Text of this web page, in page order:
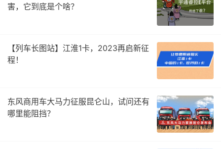
害，它到底是个啥？
【列车长图站】江淮1卡，2023再启新征
程！
东风商用车大马力征服昆仑山，试问还有
哪里能阻挡？